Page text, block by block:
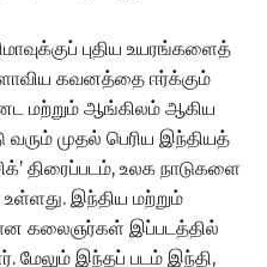
புதிய உயரங்களைத்
கவனத்தை ஈர்க்கும்
மற்றும் ஆங்கிலம் ஆகிய
வரும் முதல் பெரிய இந்தியத்
திரைப்படம், உலக நாடுகளை
இந்திய மற்றும்
கலைஞர்கள் இப்படத்தில்
மேலும் இந்தப் படம் இந்தி,